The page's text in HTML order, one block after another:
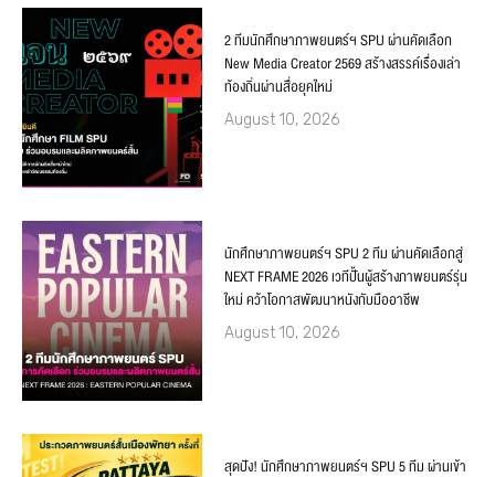
2 ทีมนักศึกษาภาพยนตร์ฯ SPU ผ่านคัดเลือก
New Media Creator 2569 สร้างสรรค์เรื่องเล่า
ท้องถิ่นผ่านสื่อยุคใหม่
August 10, 2026
นักศึกษาภาพยนตร์ฯ SPU 2 ทีม ผ่านคัดเลือกสู่
NEXT FRAME 2026 เวทีปั้นผู้สร้างภาพยนตร์รุ่น
ใหม่ คว้าโอกาสพัฒนาหนังกับมืออาชีพ
August 10, 2026
สุดปัง! นักศึกษาภาพยนตร์ฯ SPU 5 ทีม ผ่านเข้า